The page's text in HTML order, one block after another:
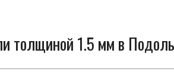
толщиной 1.5 мм в